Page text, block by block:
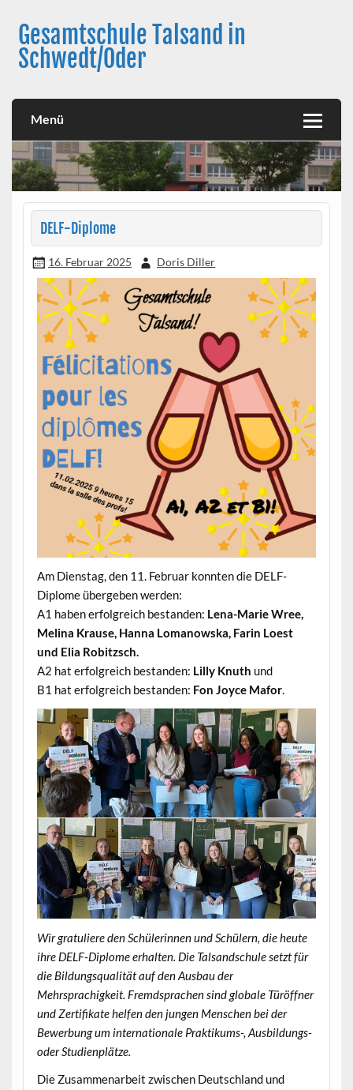
contentGesamtschule Talsand in
Schwedt/Oder
Menü
DELF-Diplome
16. Februar 2025 Doris Diller
Am Dienstag, den 11. Februar konnten die DELF-
Diplome übergeben werden:
A1 haben erfolgreich bestanden: Lena-Marie Wree,
Melina Krause, Hanna Lomanowska, Farin Loest
und Elia Robitzsch.
A2 hat erfolgreich bestanden: Lilly Knuth und
B1 hat erfolgreich bestanden: Fon Joyce Mafor.
Wir gratuliere den Schülerinnen und Schülern, die heute
ihre DELF-Diplome erhalten. Die Talsandschule setzt für
die Bildungsqualität auf den Ausbau der
Mehrsprachigkeit. Fremdsprachen sind globale Türöffner
und Zertifikate helfen den jungen Menschen bei der
Bewerbung um internationale Praktikums-, Ausbildungs-
oder Studienplätze.
Die Zusammenarbeit zwischen Deutschland und